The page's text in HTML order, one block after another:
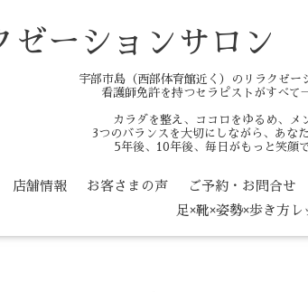
ゼーションサロン
宇部市島（西部体育館近く）のリラクゼー
看護師免許を持つセラピストがすべて
カラダを整え、ココロをゆるめ、メ
3つのバランスを大切にしながら、あな
5年後、10年後、毎日がもっと笑顔
店舗情報 お客さまの声 ご予約・お問合せ
足×靴×姿勢×歩き方レ